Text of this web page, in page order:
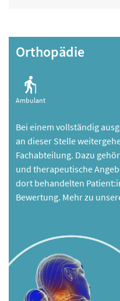
Orthopädie
Ambulant
Bei einem vollständig
an dieser Stelle
Fachabteilung. Dazu
und therapeutische
dort behandelten
Bewertung. Mehr zu